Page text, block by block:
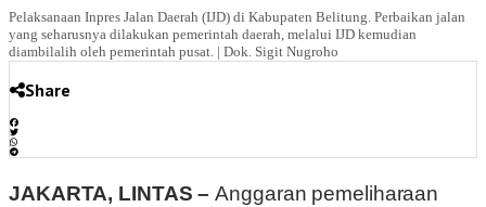
Pelaksanaan Inpres Jalan Daerah (IJD) di Kabupaten Belitung. Perbaikan jalan
yang seharusnya dilakukan pemerintah daerah, melalui IJD kemudian
diambilalih oleh pemerintah pusat. | Dok. Sigit Nugroho
Share
JAKARTA, LINTAS –Anggaran pemeliharaan